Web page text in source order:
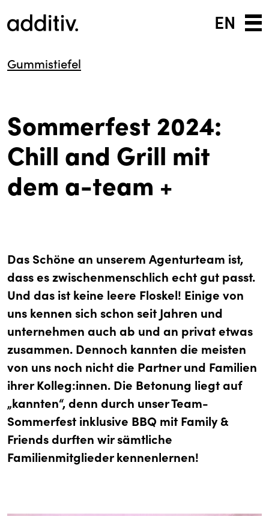
EN
Gummistiefel
Sommerfest 2024:
Chill and Grill mit
dem a-team +
Das Schöne an unserem Agenturteam ist,
dass es zwischenmenschlich echt gut passt.
Und das ist keine leere Floskel! Einige von
uns kennen sich schon seit Jahren und
unternehmen auch ab und an privat etwas
zusammen. Dennoch kannten die meisten
von uns noch nicht die Partner und Familien
ihrer Kolleg:innen. Die Betonung liegt auf
„kannten“, denn durch unser Team-
Sommerfest inklusive BBQ mit Family &
Friends durften wir sämtliche
Familienmitglieder kennenlernen!